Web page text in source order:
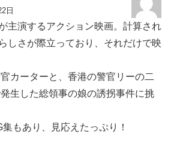
日
主演するアクション映画。計算され
しさが際立っており、それだけで映
カーターと、香港の警官リーの二
生した総領事の娘の誘拐事件に挑
もあり、見応えたっぷり！